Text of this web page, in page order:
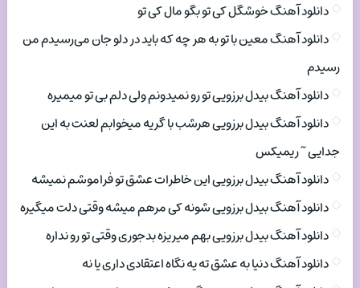
دانلود آهنگ خوشگل کی تو بگو مال کی تو
دانلود آهنگ معین با تو به هر چه که باید در دلو جان می‌رسیدم من
رسیدم
دانلود آهنگ بیدل برزویی تو رو نمیدونم ولی دلم بی تو میمیره
دانلود آهنگ بیدل برزویی هرشب با گریه میخوابم لعنت به این
جدایی ~ ریمیکس
دانلود آهنگ بیدل برزویی این خاطرات عشق تو فراموشم نمیشه
دانلود آهنگ بیدل برزویی شونه کی مرهم میشه وقتی دلت میگیره
دانلود آهنگ بیدل برزویی بهم میریزه بدجوری وقتی تو رو نداره
دانلود آهنگ دنیا به عشق ته یه نگاه اعتقادی داری یا نه